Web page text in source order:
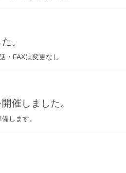
。
FAXは変更なし
催しました。
します。